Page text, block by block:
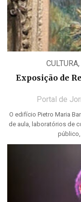
CULTURA,
Exposição de
Portal de
O edifício Pietro Maria
de aula, laboratórios de